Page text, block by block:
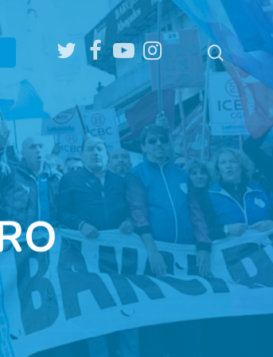
twitter facebookyoutubeinstagram search